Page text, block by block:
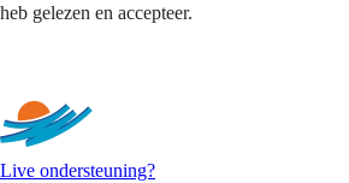
heb gelezen en accepteer.
Live ondersteuning?